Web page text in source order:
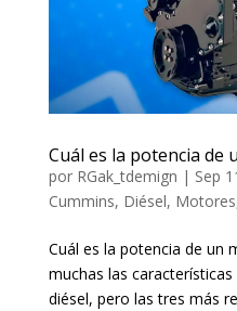
Cuál es la potencia de
por RGak_tdemign | Sep
Cummins, Diésel, Motores
Cuál es la potencia de
muchas las
diésel, pero las tres más